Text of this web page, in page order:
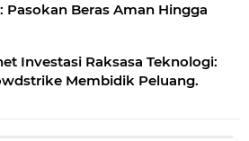
Pasokan Beras Aman Hingga
Investasi Raksasa Teknologi:
Membidik Peluang.